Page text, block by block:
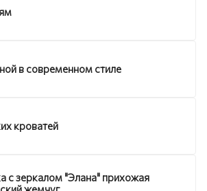
в современном стиле
кроватей
с зеркалом "Элана" прихожая